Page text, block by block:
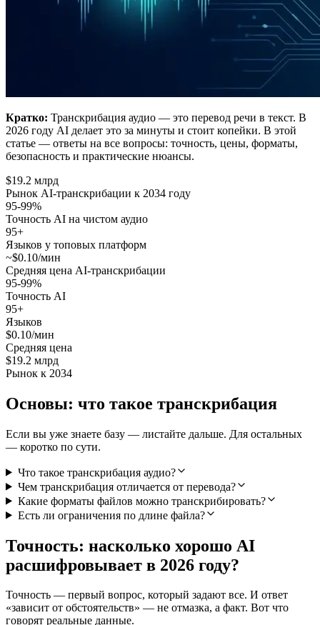
Кратко: Транскрибация аудио — это перевод речи в текст. В
2026 году AI делает это за минуты и стоит копейки. В этой
статье — ответы на все вопросы: точность, цены, форматы,
безопасность и практические нюансы.
$19.2 млрд
Рынок AI-транскрибации к 2034 году
95-99%
Точность AI на чистом аудио
95+
Языков у топовых платформ
~$0.10/мин
Средняя цена AI-транскрибации
95-99%
Точность AI
95+
Языков
$0.10/мин
Средняя цена
$19.2 млрд
Рынок к 2034
Основы: что такое транскрибация
Если вы уже знаете базу — листайте дальше. Для остальных
— коротко по сути.
Что такое транскрибация аудио?
Чем транскрибация отличается от перевода?
Какие форматы файлов можно транскрибировать?
Есть ли ограничения по длине файла?
Точность: насколько хорошо AI
расшифровывает в 2026 году?
Точность — первый вопрос, который задают все. И ответ
«зависит от обстоятельств» — не отмазка, а факт. Вот что
говорят реальные данные.